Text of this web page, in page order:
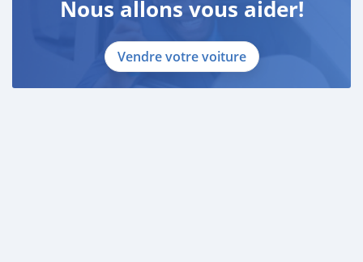
Nous allons vous aider!
Vendre votre voiture